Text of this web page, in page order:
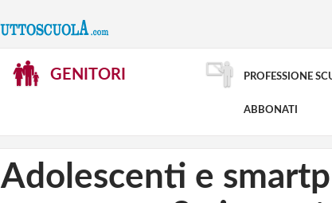
GENITORI PROFESSIONE
ABBONATI
Adolescenti e